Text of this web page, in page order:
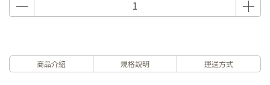
商品介紹 規格說明 運送方式